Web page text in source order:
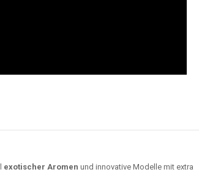
exotischer Aromen und innovative Modelle mit extra